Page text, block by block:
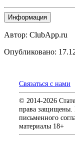
Информация
Автор: ClubApp.ru
Опубликовано:
Связаться с нами
© 2014-2026
права защищены.
письменного
материалы 18+